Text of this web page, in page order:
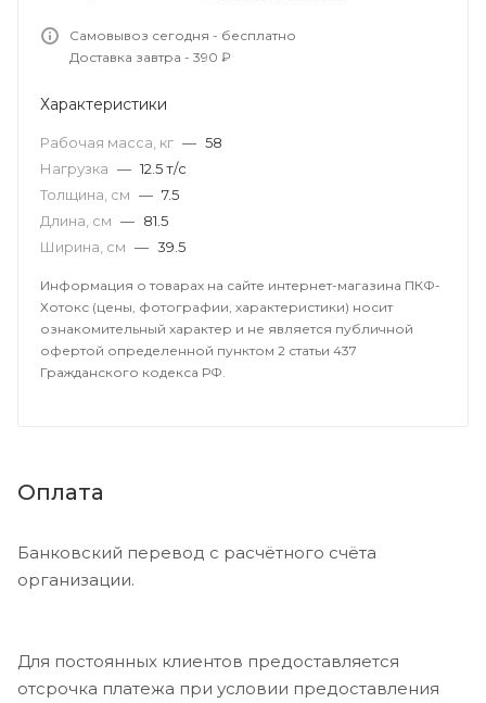
Самовывоз сегодня - бесплатно
Доставка завтра - 390 ₽
Характеристики
Рабочая масса, кг — 58
Нагрузка — 12.5 т/с
Толщина, см — 7.5
Длина, см — 81.5
Ширина, см — 39.5
Информация о товарах на сайте интернет-магазина ПКФ-
Хотокс (цены, фотографии, характеристики) носит
ознакомительный характер и не является публичной
офертой определенной пунктом 2 статьи 437
Гражданского кодекса РФ.
Оплата
Банковский перевод с расчётного счёта
организации.
Для постоянных клиентов предоставляется
отсрочка платежа при условии предоставления